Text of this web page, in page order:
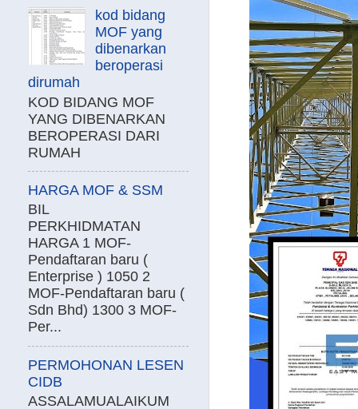
kod bidang
MOF yang
dibenarkan
beroperasi
dirumah
KOD BIDANG MOF
YANG DIBENARKAN
BEROPERASI DARI
RUMAH
HARGA MOF & SSM
BIL
PERKHIDMATAN
HARGA 1 MOF-
Pendaftaran baru (
Enterprise ) 1050 2
MOF-Pendaftaran baru (
Sdn Bhd) 1300 3 MOF-
Per...
PERMOHONAN LESEN
CIDB
ASSALAMUALAIKUM